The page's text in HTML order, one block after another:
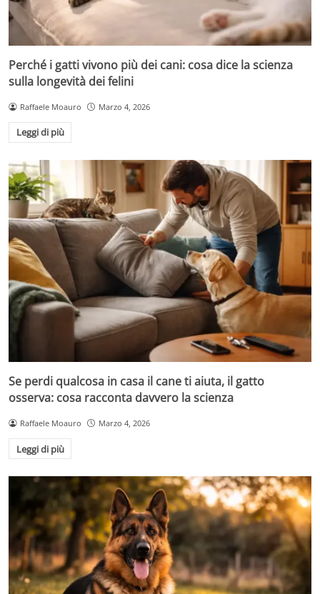
Perché i gatti vivono più dei cani: cosa dice la scienza
sulla longevità dei felini
Raffaele Moauro Marzo 4, 2026
Leggi di più
Se perdi qualcosa in casa il cane ti aiuta, il gatto
osserva: cosa racconta davvero la scienza
Raffaele Moauro Marzo 4, 2026
Leggi di più